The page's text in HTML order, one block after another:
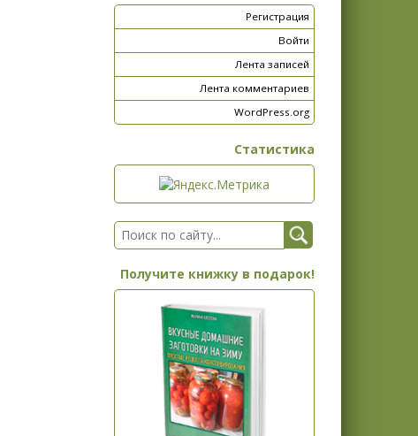
Регистрация
Войти
Лента записей
Лента комментариев
WordPress.org
Статистика
Получите книжку в подарок!